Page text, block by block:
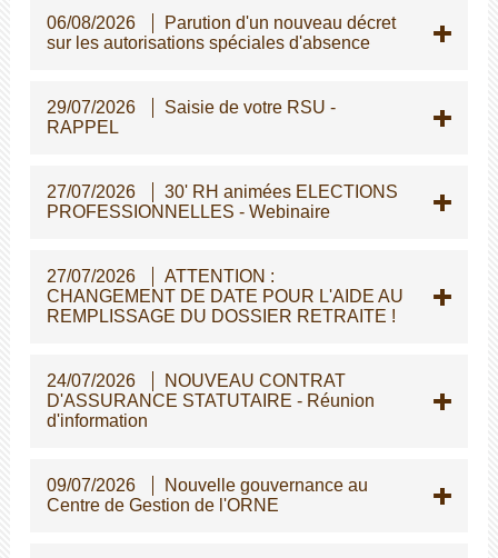
06/08/2026
Parution d'un nouveau décret
sur les autorisations spéciales d'absence
29/07/2026
Saisie de votre RSU -
RAPPEL
27/07/2026
30' RH animées ELECTIONS
PROFESSIONNELLES - Webinaire
27/07/2026
ATTENTION :
CHANGEMENT DE DATE POUR L'AIDE AU
REMPLISSAGE DU DOSSIER RETRAITE !
24/07/2026
NOUVEAU CONTRAT
D'ASSURANCE STATUTAIRE - Réunion
d'information
09/07/2026
Nouvelle gouvernance au
Centre de Gestion de l'ORNE